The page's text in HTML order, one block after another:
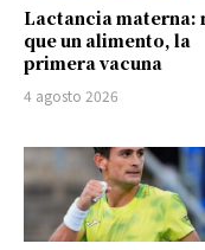
Lactancia materna:
que un alimento, la
primera vacuna
4 agosto 2026